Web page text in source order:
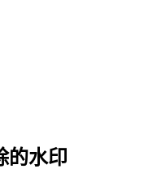
的水印